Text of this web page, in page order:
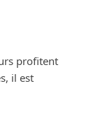
profitent
il est